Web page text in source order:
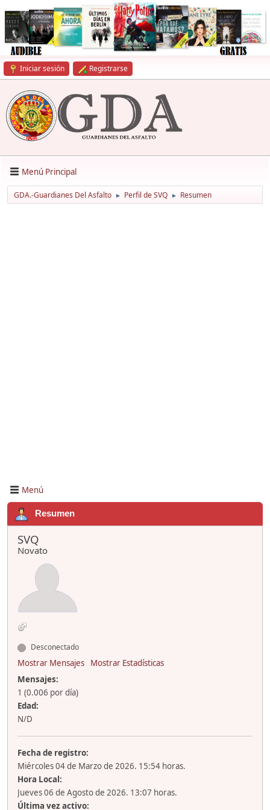
Iniciar sesión Registrarse
Menú Principal
GDA.-Guardianes Del Asfalto ► Perfil de SVQ ► Resumen
Menú
Resumen
SVQ
Novato
Desconectado
Mostrar Mensajes
Mostrar Estadísticas
Mensajes:
1 (0.006 por día)
Edad:
N/D
Fecha de registro:
Miércoles 04 de Marzo de 2026. 15:54 horas.
Hora Local:
Jueves 06 de Agosto de 2026. 13:07 horas.
Última vez activo: